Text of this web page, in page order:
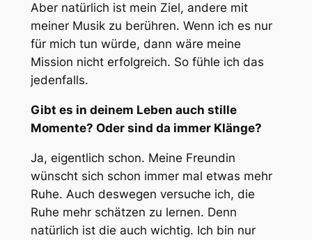
Aber natürlich ist mein Ziel, andere mit
meiner Musik zu berühren. Wenn ich es nur
für mich tun würde, dann wäre meine
Mission nicht erfolgreich. So fühle ich das
jedenfalls.
Gibt es in deinem Leben auch stille
Momente? Oder sind da immer Klänge?
Ja, eigentlich schon. Meine Freundin
wünscht sich schon immer mal etwas mehr
Ruhe. Auch deswegen versuche ich, die
Ruhe mehr schätzen zu lernen. Denn
natürlich ist die auch wichtig. Ich bin nur